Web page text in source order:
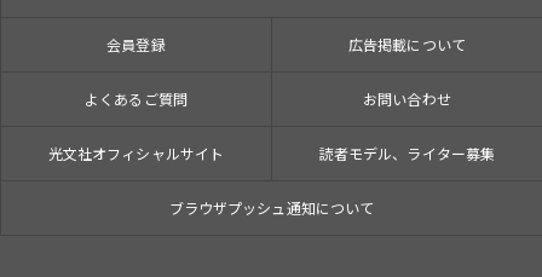
会員登録 広告掲載について
よくあるご質問 お問い合わせ
光文社オフィシャルサイト 読者モデル、ライター募集
ブラウザプッシュ通知について